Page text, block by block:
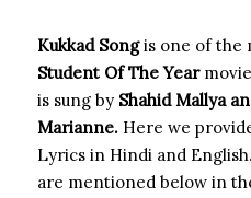
Kukkad Songis one of the
Student Of The Year
is sung by Shahid Mallya
Marianne. Here we
Lyrics in Hindi and
are mentioned below in